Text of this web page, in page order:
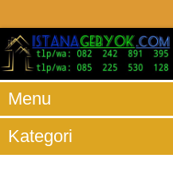
Menu
Kategori